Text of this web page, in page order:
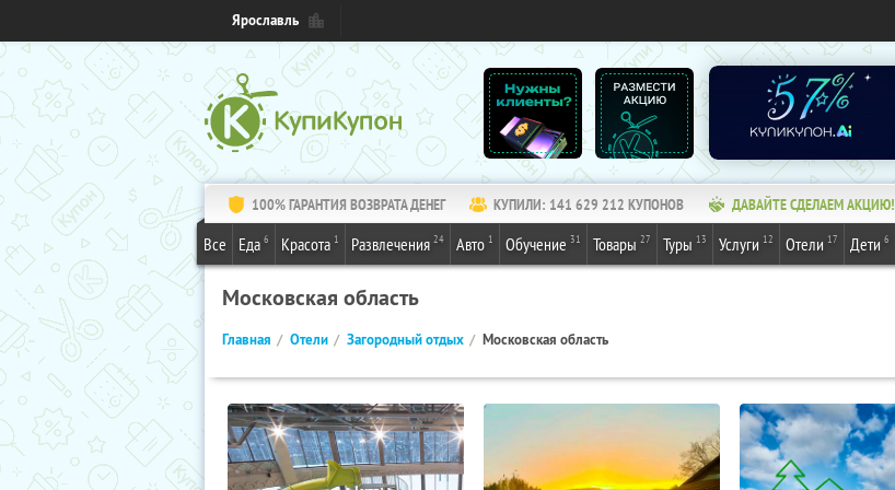
Ярославль
100% ГАРАНТИЯ ВОЗВРАТА ДЕНЕГ КУПИЛИ: 141 629 212 КУПОНОВ ДАВАЙТЕ СДЕЛАЕМ АКЦИЮ!
Все Еда 6 Красота 1 Развлечения 24 Авто 1 Обучение 31 Товары 27 Туры 13 Услуги 12 Отели 17 Дети 6
Московская область
Главная Отели Загородный отдых Московская область